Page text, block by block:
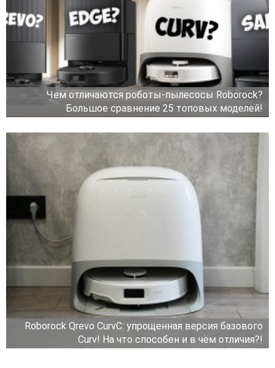
Чем отличаются роботы-пылесосы Roborock?
Большое сравнение 25 топовых моделей!
Roborock Qrevo CurvC: упрощенная версия базового
Curv! На что способен и в чём отличия?!